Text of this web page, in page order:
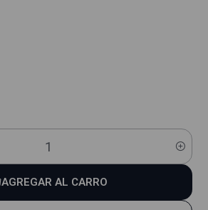
AGREGAR AL CARRO